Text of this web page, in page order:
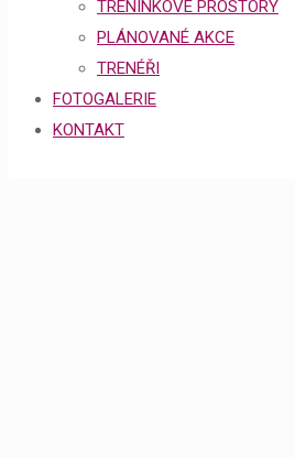
TRÉNINKOVÉ PROSTORY
PLÁNOVANÉ AKCE
TRENÉŘI
FOTOGALERIE
KONTAKT